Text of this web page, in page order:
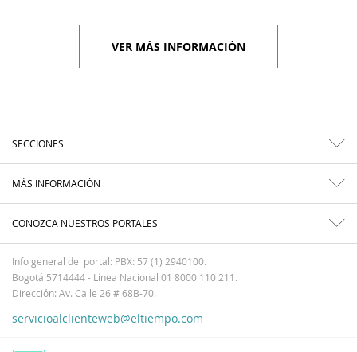
VER MÁS INFORMACIÓN
SECCIONES
MÁS INFORMACIÓN
CONOZCA NUESTROS PORTALES
Info general del portal: PBX: 57 (1) 2940100.
Bogotá 5714444 - Línea Nacional 01 8000 110 211.
Dirección: Av. Calle 26 # 68B-70.
servicioalclienteweb@eltiempo.com